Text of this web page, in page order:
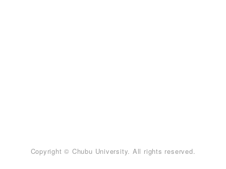
Copyright © Chubu University. All rights reserved.